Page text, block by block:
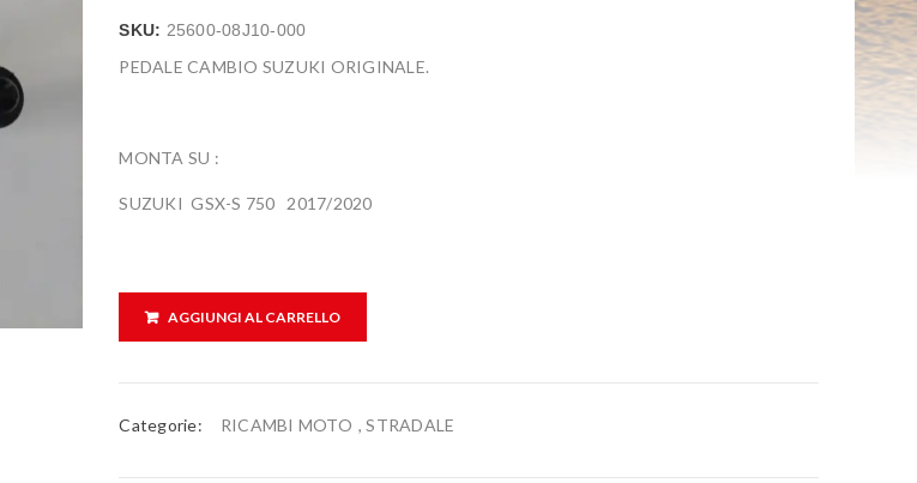
SKU: 25600-08J10-000
PEDALE CAMBIO SUZUKI ORIGINALE.
MONTA SU :
SUZUKI GSX-S 750 2017/2020
AGGIUNGI AL CARRELLO
Categorie: RICAMBI MOTO ,STRADALE